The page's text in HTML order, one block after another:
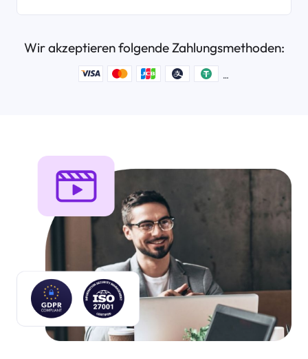
Wir akzeptieren folgende Zahlungsmethoden: